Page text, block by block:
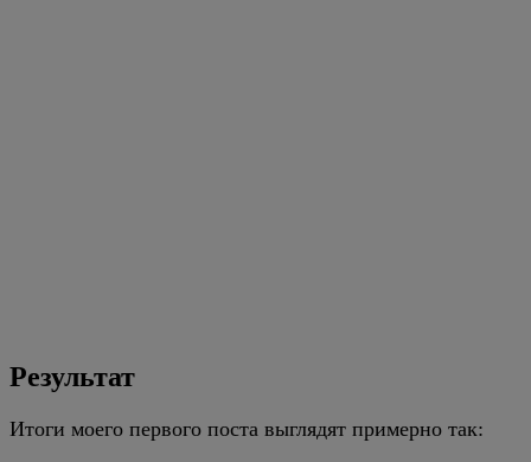
Результат
Итоги моего первого поста выглядят примерно так: